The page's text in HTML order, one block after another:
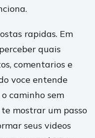
rapidas. Em
quais
comentarios e
voce entende
caminho sem
mostrar um passo
seus videos